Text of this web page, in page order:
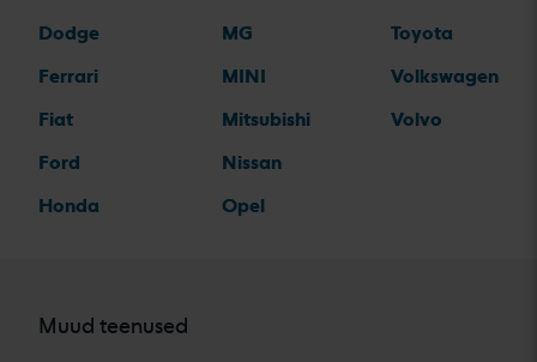
Dodge
Ferrari
Fiat
Ford
Honda
MG
MINI
Mitsubishi
Nissan
Opel
Toyota
Volkswagen
Volvo
Muud teenused